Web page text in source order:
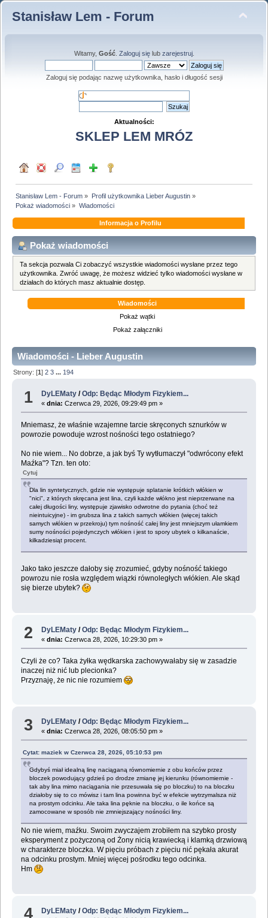
Stanisław Lem - Forum
Witamy, Gość. Zaloguj sięlub zarejestruj.
Zaloguj się podając nazwę użytkownika, hasło i długość sesji
Aktualności:
SKLEP LEM MRÓZ
Stanisław Lem - Forum » Profil użytkownika Lieber Augustin»
Pokaż wiadomości » Wiadomości
Informacja o Profilu
Pokaż wiadomości
Ta sekcja pozwala Ci zobaczyć wszystkie wiadomości wysłane przez tego
użytkownika. Zwróć uwagę, że możesz widzieć tylko wiadomości wysłane w
działach do których masz aktualnie dostęp.
Wiadomości
Pokaż wątki
Pokaż załączniki
Wiadomości - Lieber Augustin
Strony: [1]2 3 ... 194
1 DyLEMaty /Odp: Będąc Młodym Fizykiem...
«dnia: Czerwca 29, 2026, 09:29:49 pm »
Mniemasz, że właśnie wzajemne tarcie skręconych sznurków w
powrozie powoduje wzrost nośności tego ostatniego?
No nie wiem... No dobrze, a jak byś Ty wytłumaczył "odwrócony efekt
Maźka"? Tzn. ten oto:
Cytuj
Dla lin syntetycznych, gdzie nie występuje splatanie krótkich włókien w
"nici", z których skręcana jest lina, czyli każde włókno jest nieprzerwane na
całej długości liny, występuje zjawisko odwrotne do pytania (choć też
nieintuicyjne) - im grubsza lina z takich samych włókien (więcej takich
samych włókien w przekroju) tym nośność całej liny jest mniejszym ułamkiem
sumy nośności pojedynczych włókien i jest to spory ubytek o kilkanaście,
kilkadziesiąt procent.
Jako tako jeszcze dałoby się zrozumieć, gdyby nośność takiego
powrozu nie rosła względem wiązki równoległych włókien. Ale skąd
się bierze ubytek?
2 DyLEMaty /Odp: Będąc Młodym Fizykiem...
«dnia: Czerwca 28, 2026, 10:29:30 pm »
Czyli że co? Taka żyłka wędkarska zachowywałaby się w zasadzie
inaczej niż nić lub plecionka?
Przyznaję, że nic nie rozumiem
3 DyLEMaty /Odp: Będąc Młodym Fizykiem...
«dnia: Czerwca 28, 2026, 08:05:50 pm »
Cytat: maziek w Czerwca 28, 2026, 05:10:53 pm
Gdybyś miał idealną linę naciąganą równomiernie z obu końców przez
bloczek powodujący gdzieś po drodze zmianę jej kierunku (równomiernie -
tak aby lina mimo naciągania nie przesuwała się po bloczku) to na bloczku
działoby się to co mówisz i tam lina powinna być w efekcie wytrzymalsza niż
na prostym odcinku. Ale taka lina pęknie na bloczku, o ile końce są
zamocowane w sposób nie zmniejszający nośności liny.
No nie wiem, maźku. Swoim zwyczajem zrobiłem na szybko prosty
eksperyment z pożyczoną od Żony nicią krawiecką i klamką drzwiową
w charakterze bloczka. W pięciu próbach z pięciu nić pękała akurat
na odcinku prostym. Mniej więcej pośrodku tego odcinka.
Hm
4 DyLEMaty /Odp: Będąc Młodym Fizykiem...